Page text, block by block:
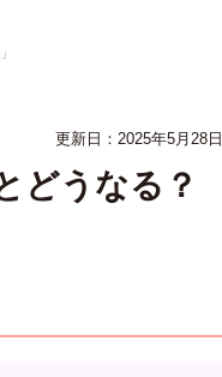
更新日：2025年5月28日
どうなる？